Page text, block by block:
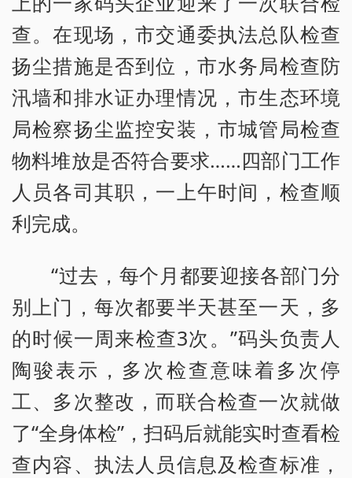
查。在现场，市交通委执法总队检查
扬尘措施是否到位，市水务局检查防
汛墙和排水证办理情况，市生态环境
局检察扬尘监控安装，市城管局检查
物料堆放是否符合要求……四部门工作
人员各司其职，一上午时间，检查顺
利完成。
“过去，每个月都要迎接各部门分
别上门，每次都要半天甚至一天，多
的时候一周来检查3次。”码头负责人
陶骏表示，多次检查意味着多次停
工、多次整改，而联合检查一次就做
了“全身体检”，扫码后就能实时查看检
查内容、执法人员信息及检查标准，